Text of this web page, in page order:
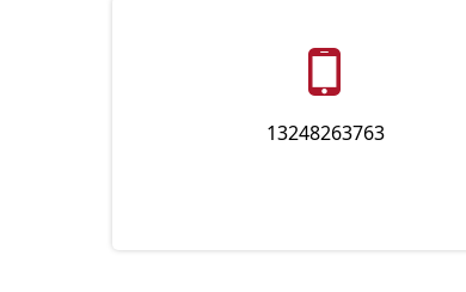
13248263763
넓